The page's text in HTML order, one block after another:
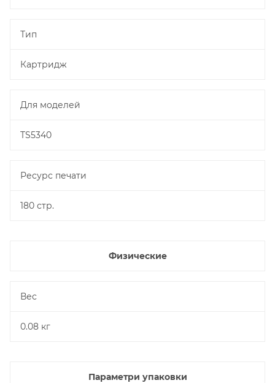
Тип
Картридж
Для моделей
TS5340
Ресурс печати
180 стр.
Физические
Вес
0.08 кг
Параметри упаковки